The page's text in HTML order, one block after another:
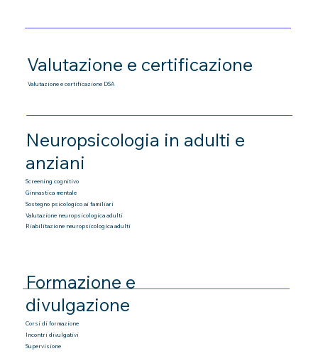
Valutazione e certificazione
Valutazione e certificazione DSA
Neuropsicologia in adulti e
anziani
Screening cognitivo
Ginnastica mentale
Sostegno psicologico ai familiari
Valutazione neuropsicologica adulti
Riabilitazione neuropsicologica adulti
Formazione e
divulgazione
Corsi di formazione
Incontri divulgativi
Supervisione